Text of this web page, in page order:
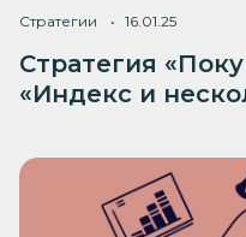
Стратегии 16.01.25
Стратегия
«Индекс и